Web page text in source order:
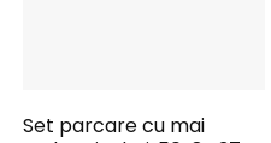
Set parcare cu mai